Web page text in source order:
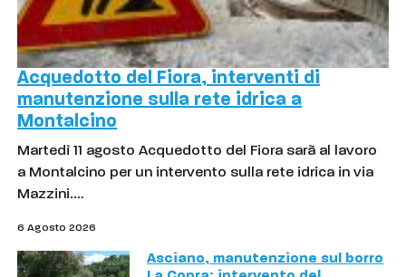
Acquedotto del Fiora, interventi di
manutenzione sulla rete idrica a
Montalcino
Martedì 11 agosto Acquedotto del Fiora sarà al lavoro
a Montalcino per un intervento sulla rete idrica in via
Mazzini.…
6 Agosto 2026
Asciano, manutenzione sul borro